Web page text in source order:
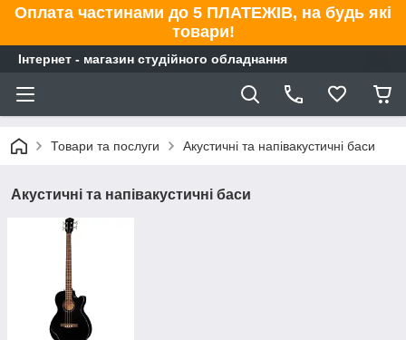
Оплата частинами до 5 ПЛАТЕЖІВ, на будь які
товари!
Інтернет - магазин студійного обладнання
Товари та послуги Акустичні та напівакустичні баси
Акустичні та напівакустичні баси